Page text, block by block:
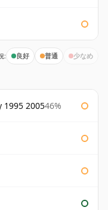
: 良好 普通 少なめ
1995 200546%